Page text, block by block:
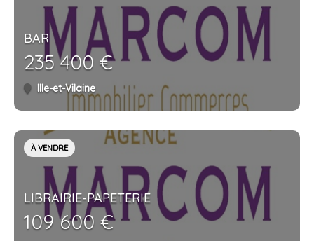
BAR
235 400 €
Ille-et-Vilaine
À VENDRE
LIBRAIRIE-PAPETERIE
109 600 €